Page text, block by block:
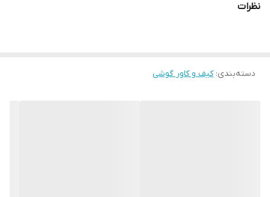
نظرات
دسته‌بندی:کیف و کاور گوشی